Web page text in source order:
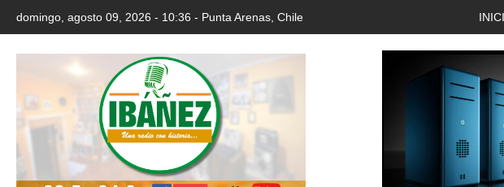
domingo, agosto 09, 2026 - 10:36 - Punta Arenas, Chile